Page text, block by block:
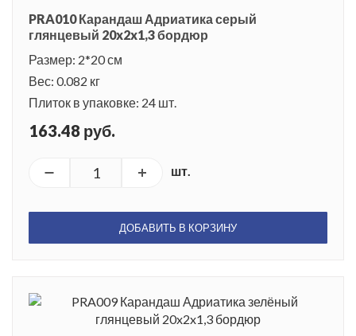
PRA010 Карандаш Адриатика серый
глянцевый 20x2x1,3 бордюр
Размер: 2*20 см
Вес: 0.082 кг
Плиток в упаковке: 24 шт.
163.48 руб.
шт.
ДОБАВИТЬ В КОРЗИНУ